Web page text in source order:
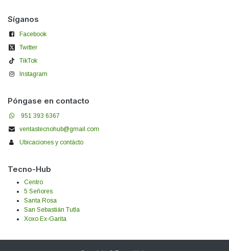
Síganos
Facebook
Twitter
TikTok
Instagram
Póngase en contacto
951 393 6367
ventastecnohub@gmail.com
Ubicaciones y contácto
Tecno-Hub
Centro
5 Señores
Santa Rosa
San Sebastián Tutla
Xoxo Ex-Garita